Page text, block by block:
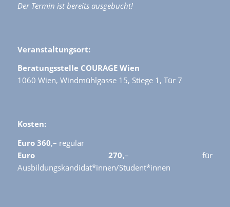
Der Termin ist bereits ausgebucht!
Veranstaltungsort:
Beratungsstelle COURAGE Wien
1060 Wien, Windmühlgasse 15, Stiege 1, Tür 7
Kosten:
Euro 360,– regulär
Euro 270,– für
Ausbildungskandidat*innen/Student*innen